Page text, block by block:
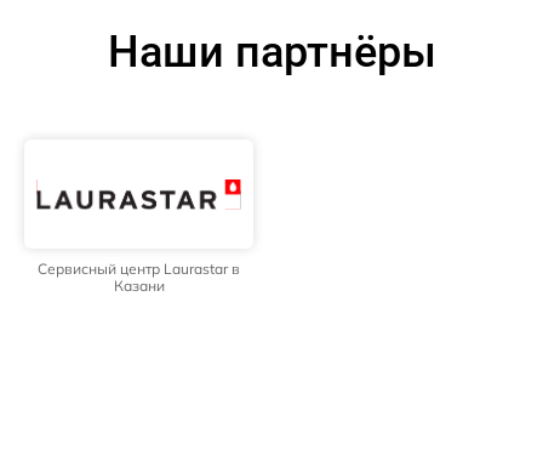
Наши партнёры
Сервисный центр Laurastar в
Казани